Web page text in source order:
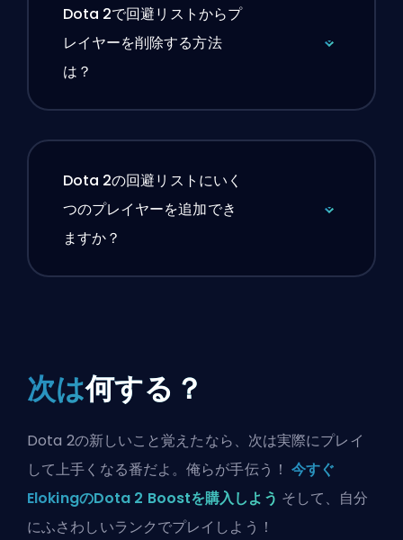
Dota 2で回避リストからプ
レイヤーを削除する方法
は？
Dota 2の回避リストにいく
つのプレイヤーを追加でき
ますか？
次は何する？
Dota 2の新しいこと覚えたなら、次は実際にプレイ
して上手くなる番だよ。俺らが手伝う！ 今すぐ
ElokingのDota 2 Boostを購入しよう そして、自分
にふさわしいランクでプレイしよう！